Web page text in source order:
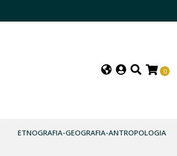
0
ETNOGRAFIA-GEOGRAFIA-ANTROPOLOGIA